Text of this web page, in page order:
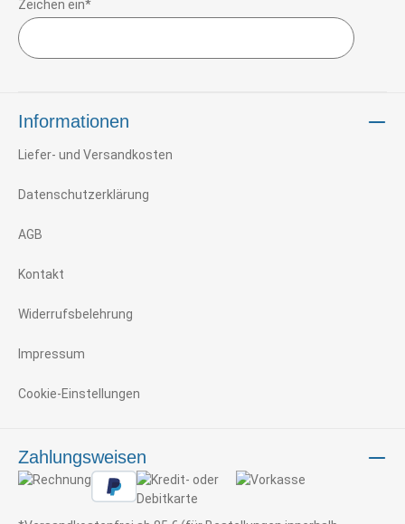
Zeichen ein*
Informationen
Liefer- und Versandkosten
Datenschutzerklärung
AGB
Kontakt
Widerrufsbelehrung
Impressum
Cookie-Einstellungen
Zahlungsweisen